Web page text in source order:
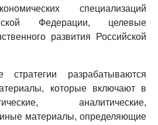
специализаций
Федерации, целевые
развития Российской
разрабатываются
которые включают в
аналитические,
иные материалы, определяющие